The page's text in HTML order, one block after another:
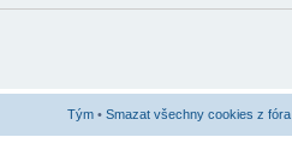
Tým • Smazat všechny cookies z fóra